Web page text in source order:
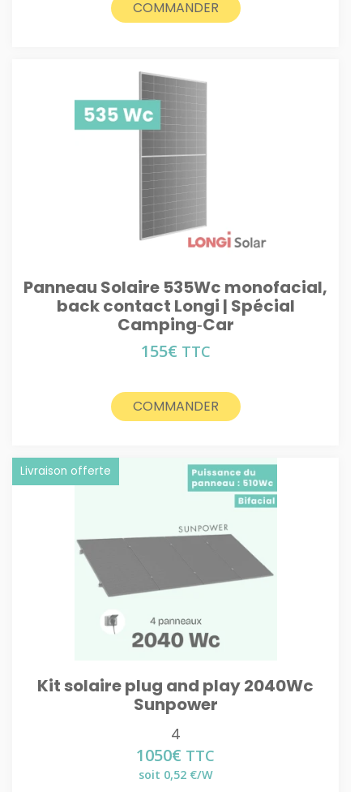
COMMANDER
Panneau Solaire 535Wc monofacial,
back contact Longi | Spécial
Camping‑Car
155€ TTC
COMMANDER
Kit solaire plug and play 2040Wc
Sunpower
Livraison offerte
4
1050€ TTC
soit 0,52 €/W